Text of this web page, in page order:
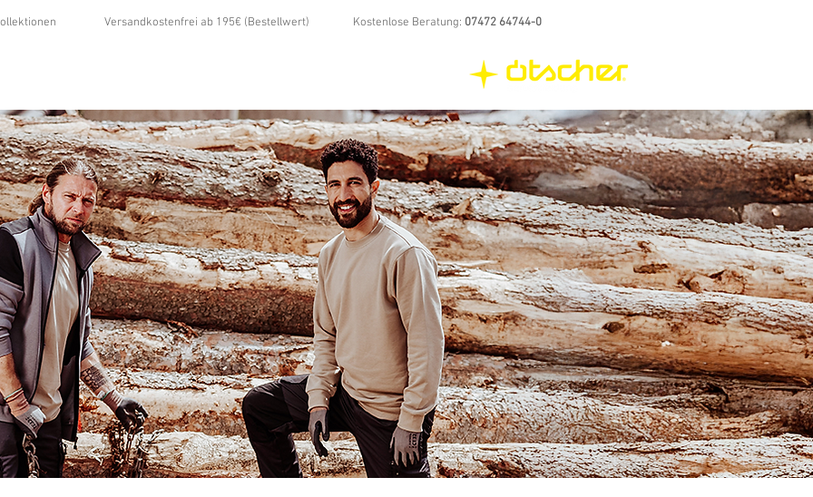
Versandkostenfrei ab 195€ (Bestellwert) Kostenlose Beratung: 07472 64744-0